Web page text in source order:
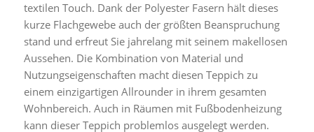
textilen Touch. Dank der Polyester Fasern hält dieses
kurze Flachgewebe auch der größten Beanspruchung
stand und erfreut Sie jahrelang mit seinem makellosen
Aussehen. Die Kombination von Material und
Nutzungseigenschaften macht diesen Teppich zu
einem einzigartigen Allrounder in ihrem gesamten
Wohnbereich. Auch in Räumen mit Fußbodenheizung
kann dieser Teppich problemlos ausgelegt werden.